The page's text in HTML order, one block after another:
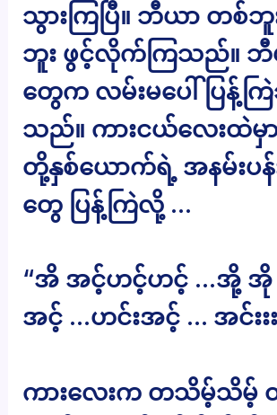
သွားကြပြီ။ ဘီယာ တစ်ဘူ
ဘူး ဖွင့်လိုက်ကြသည်။ ဘီ
တွေက လမ်းမပေါ် ပြန့်က
သည်။ ကားငယ်လေးထဲ
တို့နှစ်ယောက်ရဲ့ အနမ်းပ
တွေ ပြန့်ကြဲလို့ …
“အိ အင့်ဟင့်ဟင့် …အို့ အို
အင့် …ဟင်းအင့် … အင်းး
ကားလေးက တသိမ့်သိမ့် တု